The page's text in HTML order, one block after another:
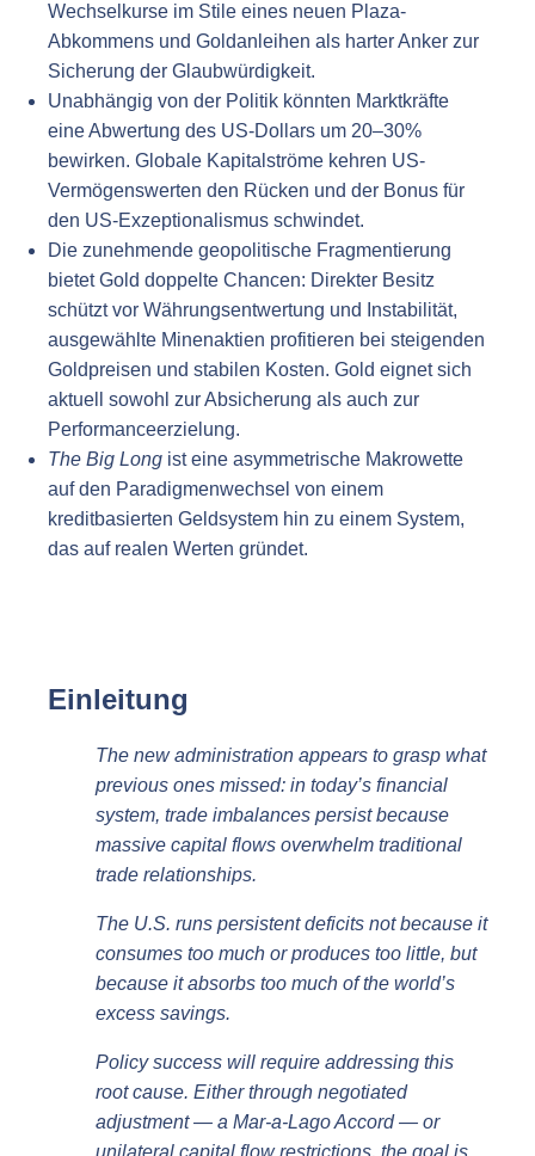
Wechselkurse im Stile eines neuen Plaza-
Abkommens und Goldanleihen als harter Anker zur
Sicherung der Glaubwürdigkeit.
Unabhängig von der Politik könnten Marktkräfte
eine Abwertung des US-Dollars um 20–30%
bewirken. Globale Kapitalströme kehren US-
Vermögenswerten den Rücken und der Bonus für
den US-Exzeptionalismus schwindet.
Die zunehmende geopolitische Fragmentierung
bietet Gold doppelte Chancen: Direkter Besitz
schützt vor Währungsentwertung und Instabilität,
ausgewählte Minenaktien profitieren bei steigenden
Goldpreisen und stabilen Kosten. Gold eignet sich
aktuell sowohl zur Absicherung als auch zur
Performanceerzielung.
The Big Long ist eine asymmetrische Makrowette
auf den Paradigmenwechsel von einem
kreditbasierten Geldsystem hin zu einem System,
das auf realen Werten gründet.
Einleitung
The new administration appears to grasp what
previous ones missed: in today’s financial
system, trade imbalances persist because
massive capital flows overwhelm traditional
trade relationships.
The U.S. runs persistent deficits not because it
consumes too much or produces too little, but
because it absorbs too much of the world’s
excess savings.
Policy success will require addressing this
root cause. Either through negotiated
adjustment — a Mar-a-Lago Accord — or
unilateral capital flow restrictions, the goal is